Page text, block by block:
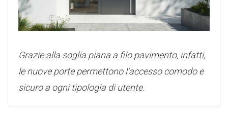
Grazie alla soglia piana a filo pavimento, infatti,
le nuove porte permettono l’accesso comodo e
sicuro a ogni tipologia di utente.